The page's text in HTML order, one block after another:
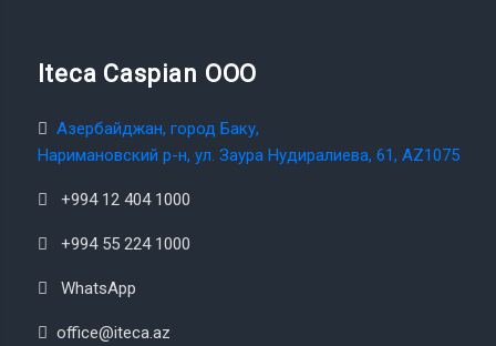
Iteca Caspian OOO
Азербайджан, город Баку,
Наримановский р-н, ул. Заура Нудиралиева, 61, AZ1075
+994 12 404 1000
+994 55 224 1000
WhatsApp
office@iteca.az